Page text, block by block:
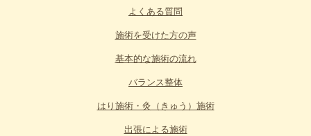
よくある質問
施術を受けた方の声
基本的な施術の流れ
バランス整体
はり施術・灸（きゅう）施術
出張による施術